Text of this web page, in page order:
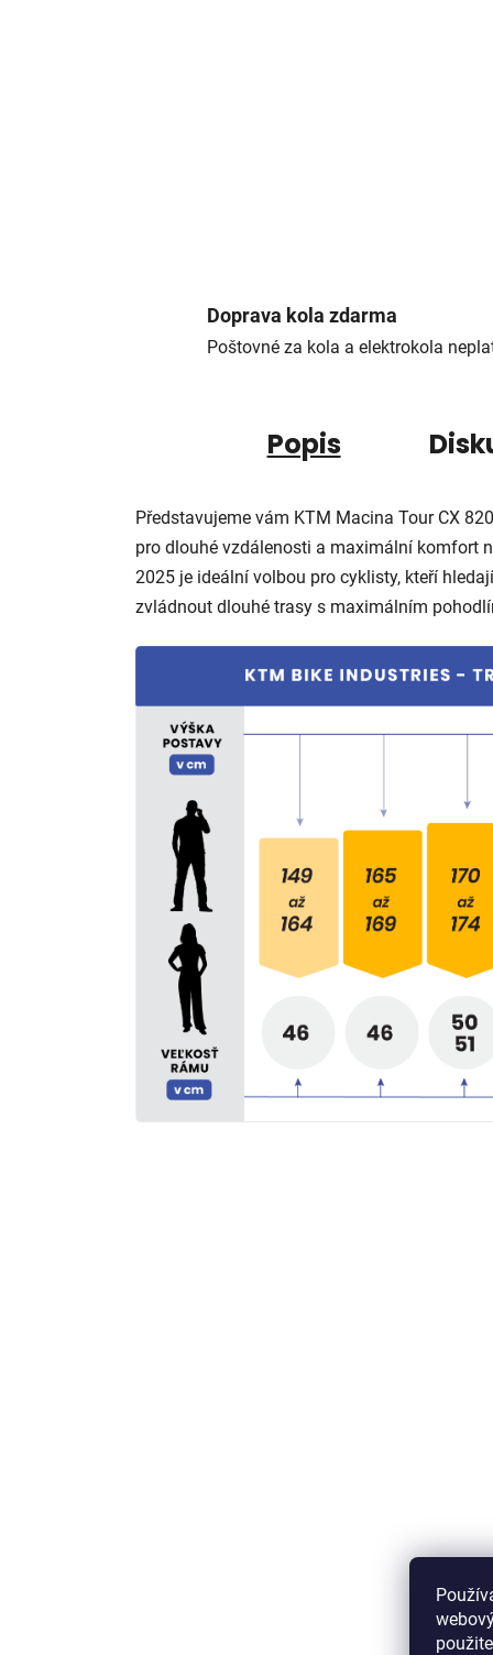
Doprava kola zdarma
Poštovné za kola a elektrokola
Popis
Představujeme vám KTM Macina Tour CX
pro dlouhé vzdálenosti a maximální komfort
2025 je ideální volbou pro cyklisty, kteří
zvládnout dlouhé trasy s maximálním